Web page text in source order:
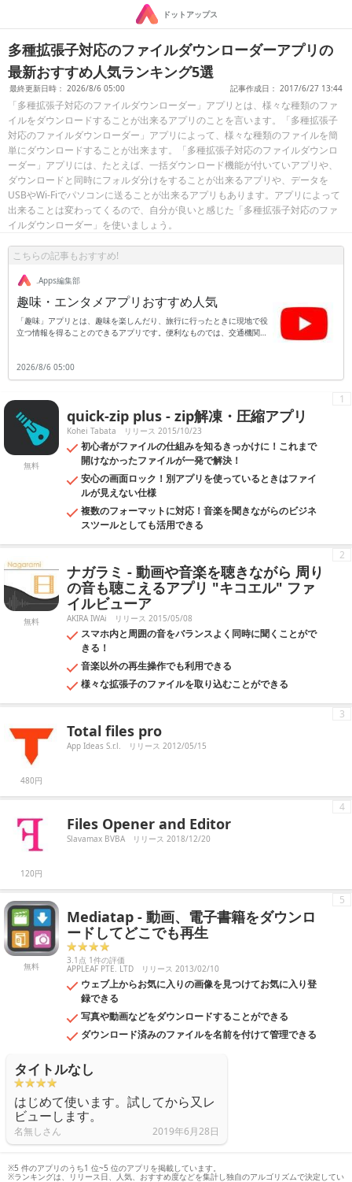
ドットアップス
多種拡張子対応のファイルダウンローダーアプリの
最新おすすめ人気ランキング5選
最終更新日時： 2026/8/6 05:00 記事作成日： 2017/6/27 13:44
「多種拡張子対応のファイルダウンローダー」アプリとは、様々な種類のファ
イルをダウンロードすることが出来るアプリのことを言います。「多種拡張子
対応のファイルダウンローダー」アプリによって、様々な種類のファイルを簡
単にダウンロードすることが出来ます。「多種拡張子対応のファイルダウンロ
ーダー」アプリには、たとえば、一括ダウンロード機能が付いていアプリや、
ダウンロードと同時にフォルダ分けをすることが出来るアプリや、データを
USBやWi-Fiでパソコンに送ることが出来るアプリもあります。アプリによって
出来ることは変わってくるので、自分が良いと感じた「多種拡張子対応のファ
イルダウンローダー」を使いましょう。
こちらの記事もおすすめ!
.Apps編集部
趣味・エンタメアプリおすすめ人気
「趣味」アプリとは、趣味を楽しんだり、旅行に行ったときに現地で役
立つ情報を得ることのできるアプリです。便利なものでは、交通機関の
方法を具体的に知ることができます。さらに、語学の勉強や海外旅行に
役立つのが翻訳アプリです。日本語を入力すると翻訳したい国の言葉に
訳することも可能です。旅行など知らない場所へ行くと、交通手段がス
ムーズだと安心して旅行を続けることができます。趣味でお出かけが多
い人にもおすすめです。
2026/8/6 05:00
無料
quick-zip plus - zip解凍・圧縮アプリ
Kohei Tabata リリース 2015/10/23
初心者がファイルの仕組みを知るきっかけに！これまで
開けなかったファイルが一発で解決！
安心の画面ロック！別アプリを使っているときはファイ
ルが見えない仕様
複数のフォーマットに対応！音楽を聞きながらのビジネ
スツールとしても活用できる
1
無料
ナガラミ - 動画や音楽を聴きながら 周り
の音も聴こえるアプリ "キコエル" ファ
イルビューア
AKIRA IWAi リリース 2015/05/08
スマホ内と周囲の音をバランスよく同時に聞くことがで
きる！
音楽以外の再生操作でも利用できる
様々な拡張子のファイルを取り込むことができる
2
480円
Total files pro
App Ideas S.r.l. リリース 2012/05/15
3
120円
Files Opener and Editor
Slavamax BVBA リリース 2018/12/20
4
無料
Mediatap - 動画、電子書籍をダウンロ
ードしてどこでも再生
3.1点 1件の評価
APPLEAF PTE. LTD リリース 2013/02/10
ウェブ上からお気に入りの画像を見つけてお気に入り登
録できる
写真や動画などをダウンロードすることができる
ダウンロード済みのファイルを名前を付けて管理できる
5
タイトルなし
はじめて使います。試してから又レ
ビューします。
名無しさん 2019年6月28日
※5 件のアプリのうち1 位~5 位のアプリを掲載しています。
※ランキングは、リリース日、人気、おすすめ度などを集計し独自のアルゴリズムで決定してい